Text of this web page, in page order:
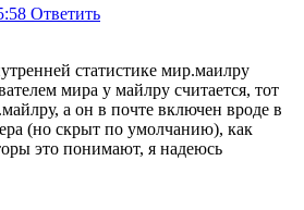
Ответить
статистике мир.маилру
мира у майлру считается, тот
а он в почте включен вроде в
(но скрыт по умолчанию), как
это понимают, я надеюсь